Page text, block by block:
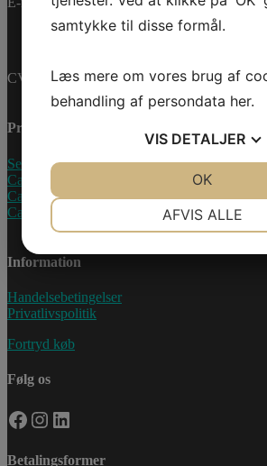
CVR-nummer: 27233678
Produkter
Sea-Doo Vandscooter
Can-Am ATV
Can-Am UTV
Can-Am Roadster
Information
Handelsebetingelser
Privatlivspolitik
Fortryd køb
Følg os
Facebook
Instagram
LinkedIn
Betalingsformer
samtykke til disse formål.
Læs mere om vores brug af
behandling af persondata her.
VIS DETALJER
AFVIS ALLE
OK